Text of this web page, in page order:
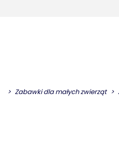
Zabawki dla małych zwierząt